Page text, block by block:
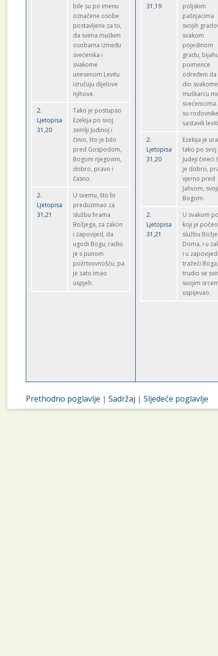
bile su po imenu
označene osobe
postavljene za to,
da svima muškim
osobama između
svećenika i
svakome
unesenom Levitu
izručuju dijelove
njihove.
2.
Ljetopisa
31,20
Tako je postupao
Ezekija po svoj
zemlji Judinoj i
činio, što je bilo
pred Gospodom,
Bogom njegovim,
dobro, pravo i
časno.
2.
Ljetopisa
31,21
U svemu, što bi
preduzimao za
službu hrama
Božjega, za zakon
i zapovijed, da
ugodi Bogu, radio
je s punom
požrtvovnošću, pa
je zato imao
uspjeh.
31,19
poljskim
pašnjacima
svojih
svakom
pojedinom
gradu,
poimence
određeni
dio svakome
muškarcu
su
sastavili
2.
Ljetopisa
31,20
Ezekija je
tako po svoj
Judeji čineći
je dobro,
vjerno pred
Jahvom,
Bogom.
2.
Ljetopisa
31,21
U svakom
koji je
službu
Doma, i u
i u
tražeći
trudio se
svojim
uspijevao.
Prethodno poglavlje |Sadržaj |Sljedeće poglavlje